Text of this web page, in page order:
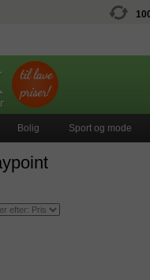
Bolig Sport og mode